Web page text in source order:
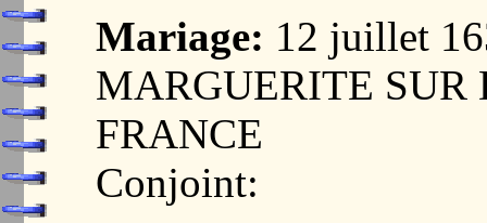
Mariage: 12 juillet
MARGUERITE SUR
FRANCE
Conjoint: